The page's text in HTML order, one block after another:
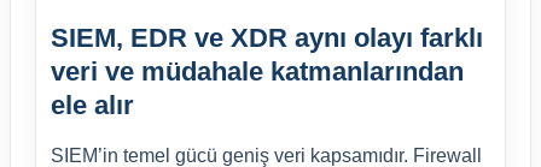
SIEM, EDR ve XDR aynı olayı farklı
veri ve müdahale katmanlarından
ele alır
SIEM’in temel gücü geniş veri kapsamıdır. Firewall